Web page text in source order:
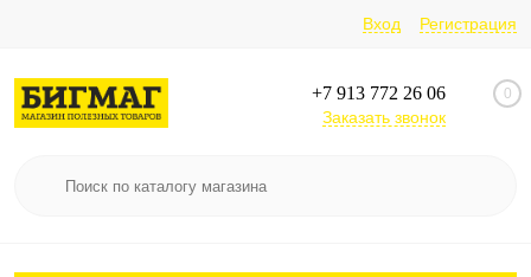
Вход Регистрация
+7 913 772 26 06
Заказать звонок
0